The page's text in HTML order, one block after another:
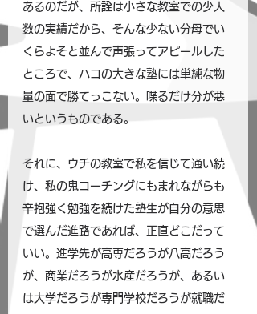
あるのだが、所詮は小さな教室での少人
数の実績だから、そんな少ない分母でい
くらよそと並んで声張ってアピールした
ところで、ハコの大きな塾には単純な物
量の面で勝てっこない。喋るだけ分が悪
いというものである。
それに、ウチの教室で私を信じて通い続
け、私の鬼コーチングにもまれながらも
辛抱強く勉強を続けた塾生が自分の意思
で選んだ進路であれば、正直どこだって
いい。進学先が高専だろうが八高だろう
が、商業だろうが水産だろうが、あるい
は大学だろうが専門学校だろうが就職だ